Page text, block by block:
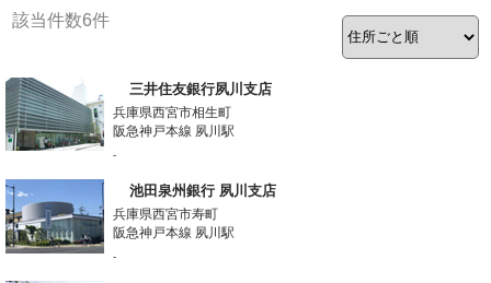
該当件数6件
三井住友銀行夙川支店
兵庫県西宮市相生町
阪急神戸本線 夙川駅
-
池田泉州銀行 夙川支店
兵庫県西宮市寿町
阪急神戸本線 夙川駅
-